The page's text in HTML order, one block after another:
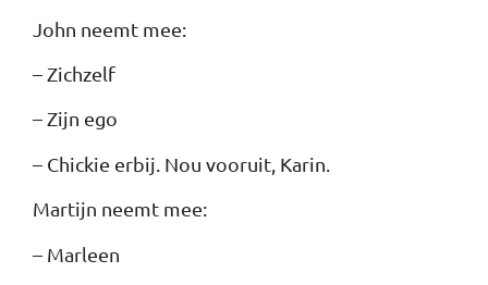
John neemt mee:
– Zichzelf
– Zijn ego
– Chickie erbij. Nou vooruit, Karin.
Martijn neemt mee:
– Marleen